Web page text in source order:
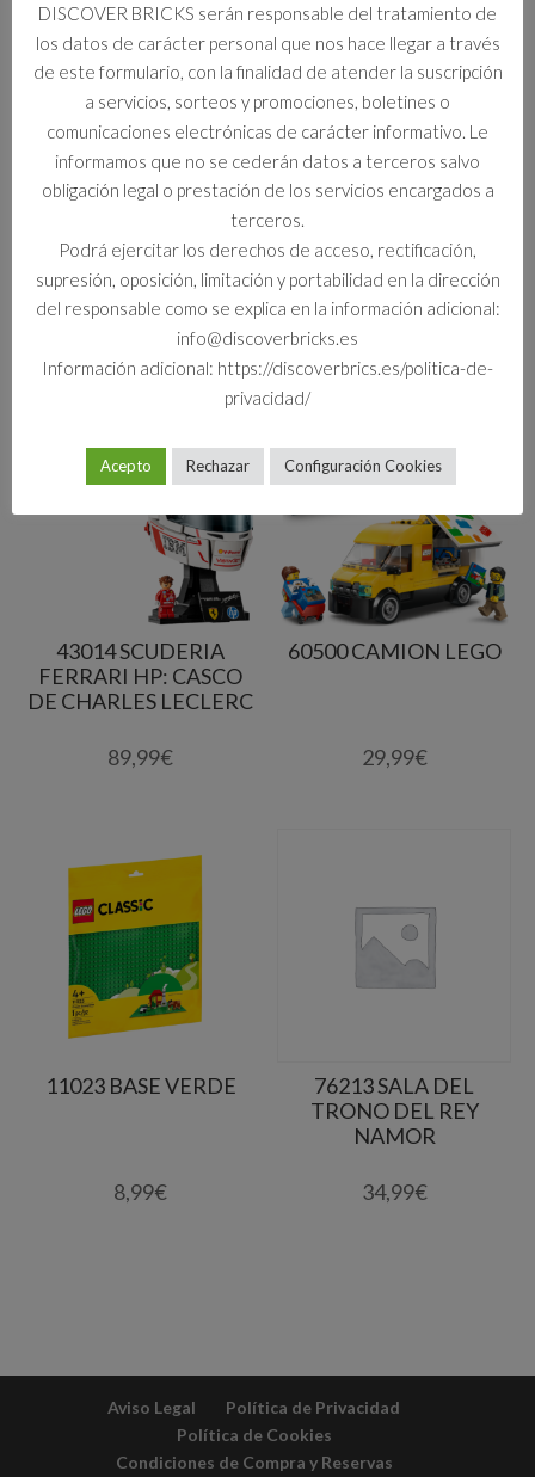
cantidad
Información adicional
Información adicional
Formato
Productos relacionados
43014 SCUDERIA
FERRARI HP: CASCO
DE CHARLES LECLERC
89,99€
60500 CAMION LEGO
29,99€
11023 BASE VERDE
8,99€
76213 SALA DEL
TRONO DEL REY
NAMOR
34,99€
Aviso Legal
Política de Privacidad
Política de Cookies
Condiciones de Compra y Reservas
DISCOVER BRICKS serán responsable del tratamiento de
los datos de carácter personal que nos hace llegar a través
de este formulario, con la finalidad de atender la suscripción
a servicios, sorteos y promociones, boletines o
comunicaciones electrónicas de carácter informativo. Le
informamos que no se cederán datos a terceros salvo
obligación legal o prestación de los servicios encargados a
terceros.
Podrá ejercitar los derechos de acceso, rectificación,
supresión, oposición, limitación y portabilidad en la dirección
del responsable como se explica en la información adicional:
info@discoverbricks.es
Información adicional: https://discoverbrics.es/politica-de-
privacidad/
Acepto Rechazar Configuración Cookies